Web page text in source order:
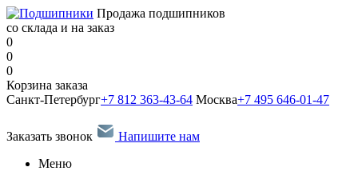
Продажа подшипников
со склада и на заказ
0
0
0
Корзина заказа
Санкт-Петербург+7 812 363-43-64 Москва+7 495 646-01-47
Заказать звонок
Напишите нам
Меню